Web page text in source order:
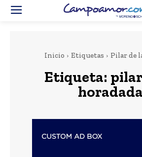
Inicio Etiquetas Pilar de
Etiqueta:
horadada